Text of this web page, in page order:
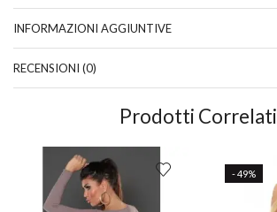
INFORMAZIONI AGGIUNTIVE
RECENSIONI (0)
Prodotti Correlati
- 49%